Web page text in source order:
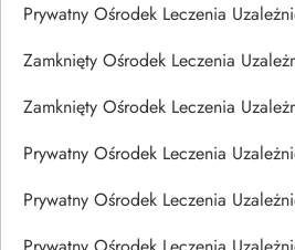
Prywatny Ośrodek Leczenia
Zamknięty Ośrodek Leczenia
Zamknięty Ośrodek Leczenia
Prywatny Ośrodek Leczenia
Prywatny Ośrodek Leczenia